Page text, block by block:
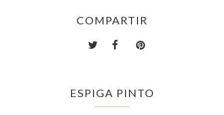
COMPARTIR
ESPIGA PINTO